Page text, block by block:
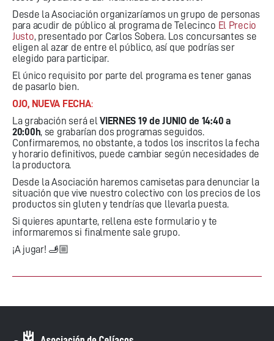
Desde la Asociación organizaríamos un grupo de personas
para acudir de público al programa de Telecinco El Precio
Justo, presentado por Carlos Sobera. Los concursantes se
eligen al azar de entre el público, así que podrías ser
elegido para participar.
El único requisito por parte del programa es tener ganas
de pasarlo bien.
OJO, NUEVA FECHA:
La grabación será elVIERNES 19 de JUNIO de 14:40 a
20:00h, se grabarían dos programas seguidos.
Confirmaremos, no obstante, a todos los inscritos la fecha
y horario definitivos, puede cambiar según necesidades de
la productora.
Desde la Asociación haremos camisetas para denunciar la
situación que vive nuestro colectivo con los precios de los
productos sin gluten y tendrías que llevarla puesta.
Si quieres apuntarte, rellena este formulario y te
informaremos si finalmente sale grupo.
¡A jugar! 🫸🏼